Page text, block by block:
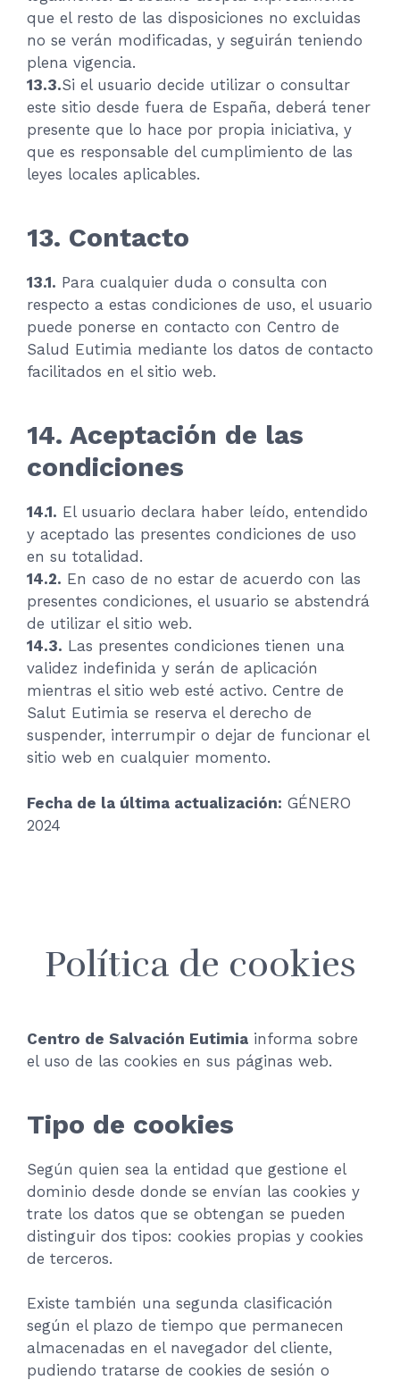
que el resto de las disposiciones no excluidas
no se verán modificadas, y seguirán teniendo
plena vigencia.
13.3.Si el usuario decide utilizar o consultar
este sitio desde fuera de España, deberá tener
presente que lo hace por propia iniciativa, y
que es responsable del cumplimiento de las
leyes locales aplicables.
13. Contacto
13.1. Para cualquier duda o consulta con
respecto a estas condiciones de uso, el usuario
puede ponerse en contacto con Centro de
Salud Eutimia mediante los datos de contacto
facilitados en el sitio web.
14. Aceptación de las
condiciones
14.1. El usuario declara haber leído, entendido
y aceptado las presentes condiciones de uso
en su totalidad.
14.2. En caso de no estar de acuerdo con las
presentes condiciones, el usuario se abstendrá
de utilizar el sitio web.
14.3. Las presentes condiciones tienen una
validez indefinida y serán de aplicación
mientras el sitio web esté activo. Centre de
Salut Eutimia se reserva el derecho de
suspender, interrumpir o dejar de funcionar el
sitio web en cualquier momento.
Fecha de la última actualización: GÉNERO
2024
Política de cookies
Centro de Salvación Eutimia informa sobre
el uso de las cookies en sus páginas web.
Tipo de cookies
Según quien sea la entidad que gestione el
dominio desde donde se envían las cookies y
trate los datos que se obtengan se pueden
distinguir dos tipos: cookies propias y cookies
de terceros.
Existe también una segunda clasificación
según el plazo de tiempo que permanecen
almacenadas en el navegador del cliente,
pudiendo tratarse de cookies de sesión o